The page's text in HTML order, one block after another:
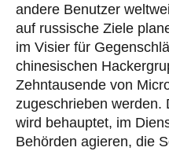
andere Benutzer
auf russische Ziele
im Visier für
chinesischen
Zehntausende von
zugeschrieben werden.
wird behauptet, im
Behörden agieren, die